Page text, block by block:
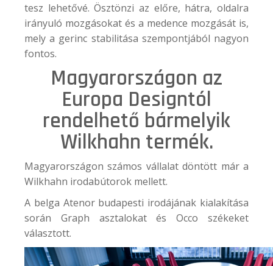
tesz lehetővé. Ösztönzi az előre, hátra, oldalra
irányuló mozgásokat és a medence mozgását is,
mely a gerinc stabilitása szempontjából nagyon
fontos.
Magyarországon az
Europa Designtól
rendelhető bármelyik
Wilkhahn termék.
Magyarországon számos vállalat döntött már a
Wilkhahn irodabútorok mellett.
A belga Atenorbudapesti irodájának kialakítása
során Graph asztalokat és Occo székeket
választott.